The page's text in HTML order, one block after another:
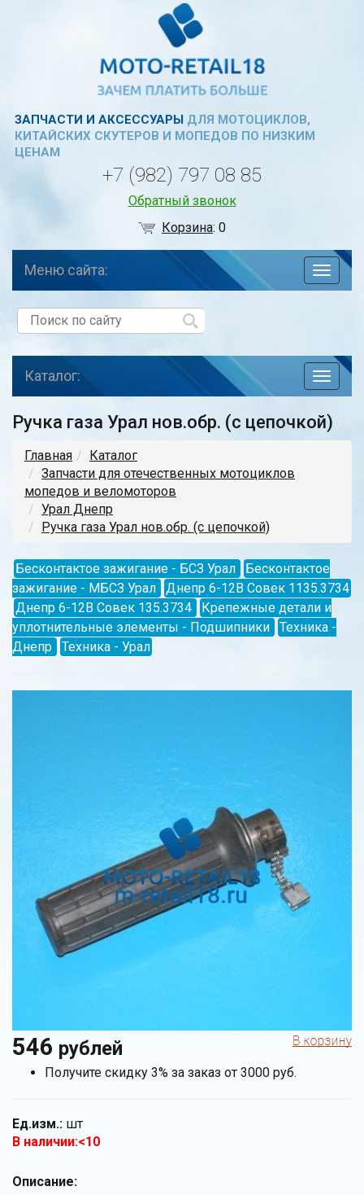
ЗАПЧАСТИ И АКСЕССУАРЫДЛЯ МОТОЦИКЛОВ,
КИТАЙСКИХ СКУТЕРОВ И МОПЕДОВ ПО НИЗКИМ
ЦЕНАМ
+7 (982) 797 08 85
Обратный звонок
Корзина:0
по
Меню сайта:
toggle
Каталог:
Ручка газа Урал нов.обр. (с цепочкой)
Главная
Каталог
Запчасти для отечественных мотоциклов
мопедов и веломоторов
Урал Днепр
Ручка газа Урал нов.обр. (с цепочкой)
Бесконтактое зажигание - БСЗ Урал
Бесконтактое
зажигание - МБСЗ Урал
Днепр 6-12В Совек 1135.3734
Днепр 6-12В Совек 135.3734
Крепежные детали и
уплотнительные элементы - Подшипники
Техника -
Днепр
Техника - Урал
546 рублей
Получите скидку 3% за заказ от 3000 руб.
Ед.изм.: шт
В наличии:<10
Описание: